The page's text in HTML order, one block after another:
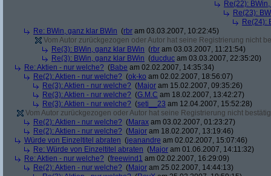
Re(22):
Re(23):
Re(24):
Re: BWin, ganz klar BWin (rbr am 03.03.2007, 10:22:45)
Vom Autor zurückgezogen oder Autor hat seine Registrierung nicht
Re(3): BWin, ganz klar BWin (rbr am 03.03.2007, 11:21:54)
Re(3): BWin, ganz klar BWin (ducduc am 03.03.2007, 22:35:20)
Re: Aktien - nur welche? (Babe am 02.02.2007, 14:35:34)
Re(2): Aktien - nur welche? (ok-ko am 02.02.2007, 18:56:07)
Re(3): Aktien - nur welche? (Major am 15.02.2007, 09:35:26)
Re(3): Aktien - nur welche? (G.M.C am 18.02.2007, 13:42:27)
Re(3): Aktien - nur welche? (seti__23 am 12.04.2007, 15:52:28)
Vom Autor zurückgezogen oder Autor hat seine Registrierung nicht
Re(2): Aktien - nur welche? (Marax am 03.02.2007, 01:23:27)
Re(2): Aktien - nur welche? (Major am 18.02.2007, 13:19:46)
Würde von Einzeltitel abraten (jeanandre am 02.02.2007, 15:07:46)
Re: Würde von Einzeltitel abraten (Major am 01.06.2007, 14:11:32)
Re: Aktien - nur welche? (freewind1 am 02.02.2007, 16:29:09)
Re(2): Aktien - nur welche? (Major am 25.02.2007, 14:44:13)